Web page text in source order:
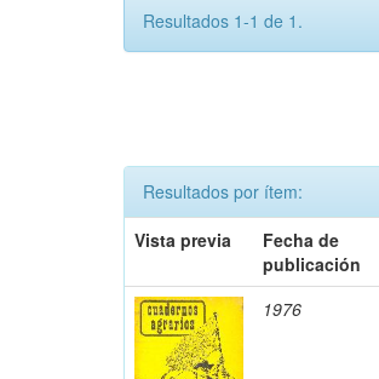
Resultados 1-1 de 1.
Resultados por ítem:
Vista previa
Fecha de
publicación
1976